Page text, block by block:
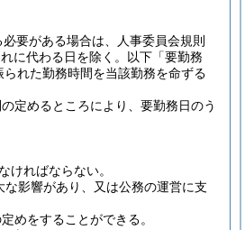
要がある場合は、人事委員会規則
に代わる日を除く。以下「要勤務
れた勤務時間を当該勤務を命ずる
定めるところにより、要勤務日のう
ければならない。
影響があり、又は公務の運営に支
めをすることができる。